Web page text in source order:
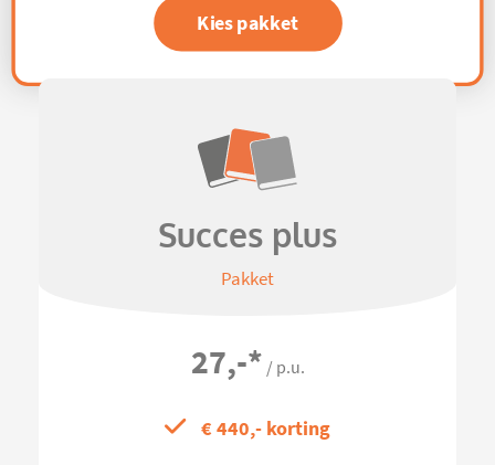
Kies pakket
Succes plus
Pakket
27,-* / p.u.
€ 440,- korting